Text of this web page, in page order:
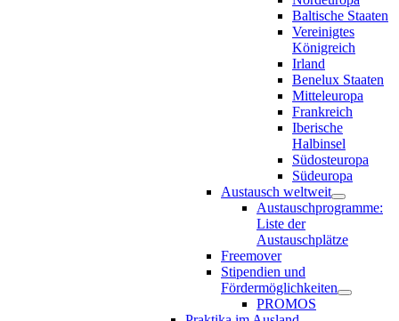
Baltische Staaten
Vereinigtes
Königreich
Irland
Benelux Staaten
Mitteleuropa
Frankreich
Iberische
Halbinsel
Südosteuropa
Südeuropa
Austausch weltweit
Austauschprogramme:
Liste der
Austauschplätze
Freemover
Stipendien und
Fördermöglichkeiten
PROMOS